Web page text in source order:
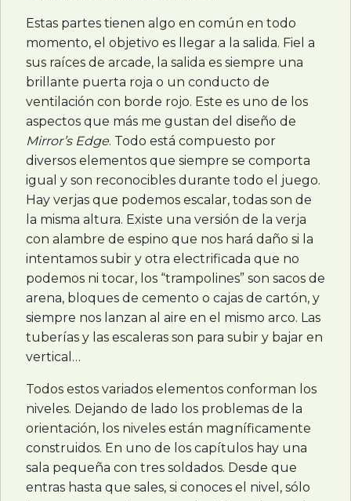
Estas partes tienen algo en común en todo
momento, el objetivo es llegar a la salida. Fiel a
sus raíces de arcade, la salida es siempre una
brillante puerta roja o un conducto de
ventilación con borde rojo. Este es uno de los
aspectos que más me gustan del diseño de
Mirror’s Edge. Todo está compuesto por
diversos elementos que siempre se comporta
igual y son reconocibles durante todo el juego.
Hay verjas que podemos escalar, todas son de
la misma altura. Existe una versión de la verja
con alambre de espino que nos hará daño si la
intentamos subir y otra electrificada que no
podemos ni tocar, los “trampolines” son sacos de
arena, bloques de cemento o cajas de cartón, y
siempre nos lanzan al aire en el mismo arco. Las
tuberías y las escaleras son para subir y bajar en
vertical…
Todos estos variados elementos conforman los
niveles. Dejando de lado los problemas de la
orientación, los niveles están magníficamente
construidos. En uno de los capítulos hay una
sala pequeña con tres soldados. Desde que
entras hasta que sales, si conoces el nivel, sólo